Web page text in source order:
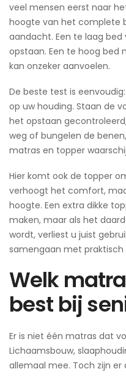
veel mensen eerst naar
hoogte van het complete
aandacht. Een te laag
opstaan. Een te hoog bed
kan onzeker aanvoelen.
De beste test is
op uw houding. Staan de
het opstaan
weg of bungelen de
matras en topper
Hier komt ook de topper
verhoogt het comfort,
hoogte. Een extra dikke
maken, maar als het
wordt, verliest u juist
samengaan met praktisch
Welk
best bij
Er is niet één matras dat
Lichaamsbouw,
allemaal mee. Toch zijn er